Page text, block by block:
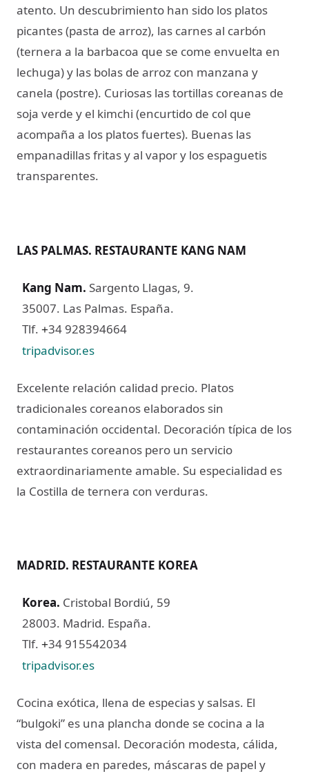
atento. Un descubrimiento han sido los platos
picantes (pasta de arroz), las carnes al carbón
(ternera a la barbacoa que se come envuelta en
lechuga) y las bolas de arroz con manzana y
canela (postre). Curiosas las tortillas coreanas de
soja verde y el kimchi (encurtido de col que
acompaña a los platos fuertes). Buenas las
empanadillas fritas y al vapor y los espaguetis
transparentes.
LAS PALMAS. RESTAURANTE KANG NAM
Kang Nam. Sargento Llagas, 9.
35007. Las Palmas. España.
Tlf. +34 928394664
tripadvisor.es
Excelente relación calidad precio. Platos
tradicionales coreanos elaborados sin
contaminación occidental. Decoración típica de los
restaurantes coreanos pero un servicio
extraordinariamente amable. Su especialidad es
la Costilla de ternera con verduras.
MADRID. RESTAURANTE KOREA
Korea. Cristobal Bordiú, 59
28003. Madrid. España.
Tlf. +34 915542034
tripadvisor.es
Cocina exótica, llena de especias y salsas. El
“bulgoki” es una plancha donde se cocina a la
vista del comensal. Decoración modesta, cálida,
con madera en paredes, máscaras de papel y